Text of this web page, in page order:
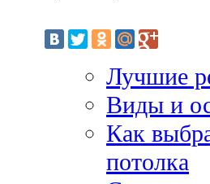
Лучшие
Виды и
Как
потолка